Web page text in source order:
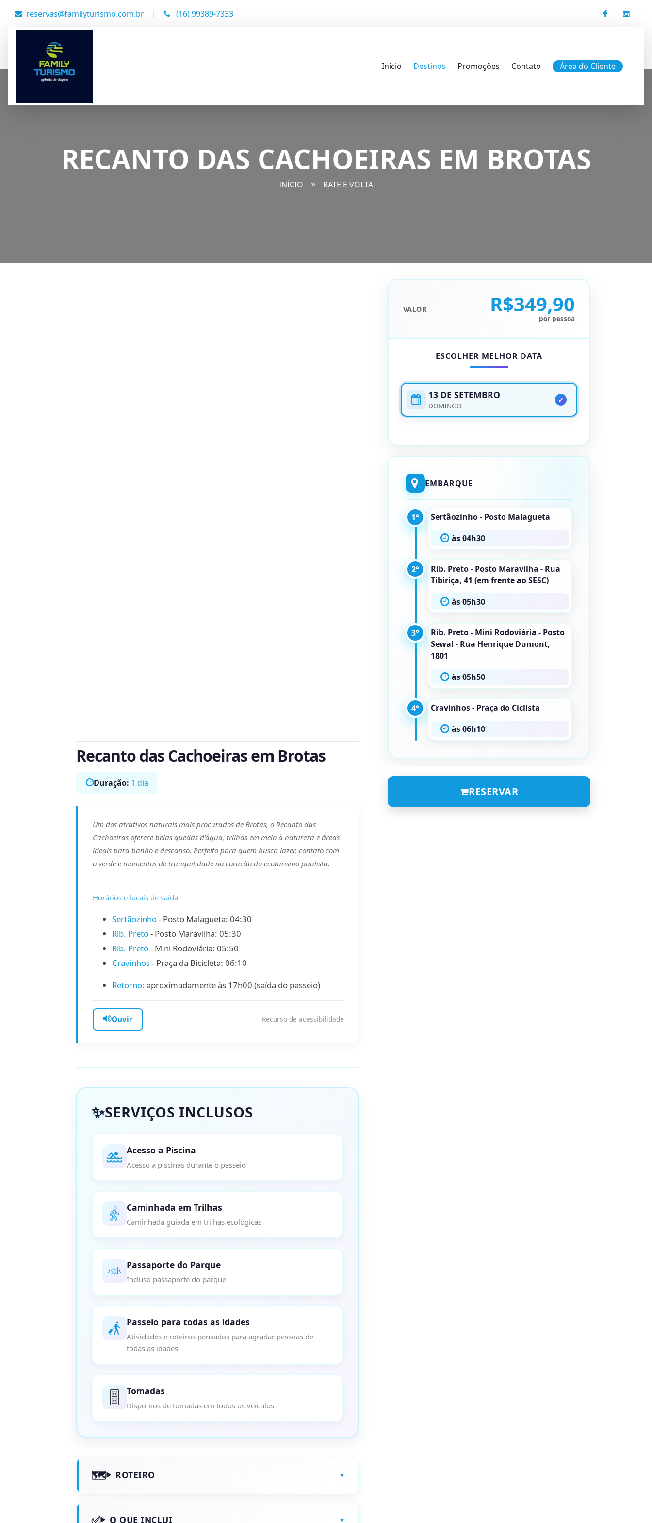
reservas@familyturismo.com.br | (16) 99389-7333
Início Destinos Promoções Contato Área do Cliente
RECANTO DAS CACHOEIRAS EM BROTAS
INÍCIO BATE E VOLTA
Recanto das Cachoeiras em Brotas
Duração: 1 dia
Um dos atrativos naturais mais procurados de Brotas, o Recanto das
Cachoeiras oferece belas quedas d’água, trilhas em meio à natureza e áreas
ideais para banho e descanso. Perfeito para quem busca lazer, contato com
o verde e momentos de tranquilidade no coração do ecoturismo paulista.
Horários e locais de saída:
Sertãozinho- Posto Malagueta: 04:30
Rib. Preto- Posto Maravilha: 05:30
Rib. Preto- Mini Rodoviária: 05:50
Cravinhos- Praça da Bicicleta: 06:10
Retorno: aproximadamente às 17h00 (saída do passeio)
Ouvir Recurso de acessibilidade
SERVIÇOS INCLUSOS
Acesso a Piscina
Acesso a piscinas durante o passeio
Caminhada em Trilhas
Caminhada guiada em trilhas ecológicas
Passaporte do Parque
Incluso passaporte do parque
Passeio para todas as idades
Atividades e roteiros pensados para agradar pessoas de
todas as idades.
Tomadas
Dispomos de tomadas em todos os veículos
ROTEIRO
O QUE INCLUI
VALOR R$349,90
por pessoa
ESCOLHER MELHOR DATA
13 DE SETEMBRO
DOMINGO
EMBARQUE
1°
Sertãozinho - Posto Malagueta
às 04h30
2°
Rib. Preto - Posto Maravilha - Rua
Tibiriça, 41 (em frente ao SESC)
às 05h30
3°
Rib. Preto - Mini Rodoviária - Posto
Sewal - Rua Henrique Dumont,
1801
às 05h50
4°
Cravinhos - Praça do Ciclista
às 06h10
RESERVAR